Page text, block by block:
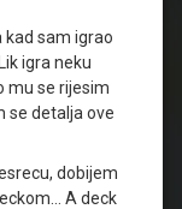
sam igrao
igra neku
mu se rijesim
se detalja ove
dobijem
A deck